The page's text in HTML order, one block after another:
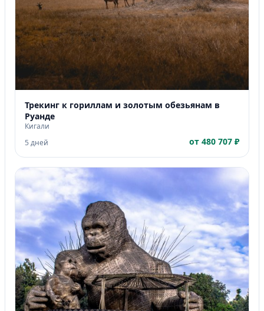
Трекинг к гориллам и золотым обезьянам в
Руанде
Кигали
5 дней
от 480 707 ₽